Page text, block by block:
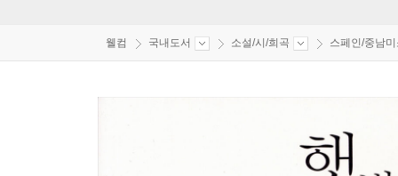
웰컴 국내도서 소설/시/희곡 스페인/중남미